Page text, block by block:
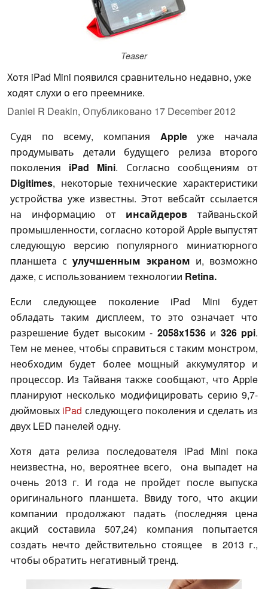
Teaser
Хотя iPad Mini появился сравнительно недавно, уже
ходят слухи о его преемнике.
Daniel R Deakin, Опубликовано 17 December 2012
Судя по всему, компания Appleуже начала
продумывать детали будущего релиза второго
поколения iPad Mini. Согласно сообщениям от
Digitimes, некоторые технические характеристики
устройства уже известны. Этот вебсайт ссылается
на информацию от инсайдеров тайваньской
промышленности, согласно которой Apple выпустят
следующую версию популярного миниатюрного
планшета сулучшенным экраном и, возможно
даже, с использованием технологии Retina.
Если следующее поколение iPad Mini будет
обладать таким дисплеем, то это означает что
разрешение будет высоким - 2058x1536и 326 ppi.
Тем не менее, чтобы справиться с таким монстром,
необходим будет более мощный аккумулятор и
процессор. Из Тайваня также сообщают, что Apple
планируют несколько модифицировать серию 9,7-
дюймовых iPad следующего поколения и сделать из
двух LED панелей одну.
Хотя дата релиза последователя iPad Mini пока
неизвестна, но, вероятнее всего, она выпадет на
очень 2013 г. И года не пройдет после выпуска
оригинального планшета. Ввиду того, что акции
компании продолжают падать (последняя цена
акций составила 507,24) компания попытается
создать нечто действительно стоящее в 2013 г.,
чтобы обратить негативный тренд.